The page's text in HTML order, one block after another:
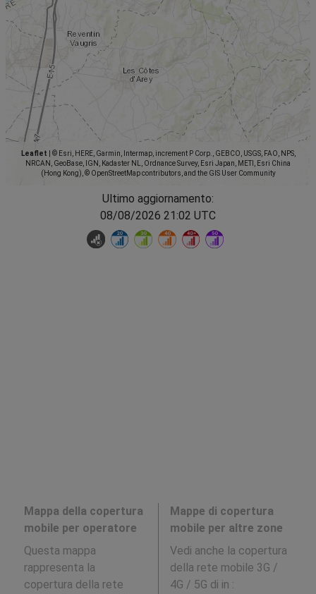
Leaflet
© Esri, HERE, Garmin, Intermap, increment P Corp., GEBCO, USGS, FAO, NPS,
NRCAN, GeoBase, IGN, Kadaster NL, Ordnance Survey, Esri Japan, METI, Esri China
(Hong Kong), © OpenStreetMap contributors, and the GIS User Community
Ultimo aggiornamento:
08/08/2026 21:02 UTC
Mappa della copertura
mobile per operatore
Questa mappa
rappresenta la
copertura della rete
Mappe di copertura
mobile per altre zone
Vedi anche la copertura
della rete mobile 3G /
4G / 5G di in :